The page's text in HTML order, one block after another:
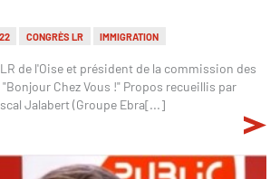
CONGRÈS LR IMMIGRATION
de l'Oise et président de la commission des
Chez Vous !" Propos recueillis par
Jalabert (Groupe Ebra[...]